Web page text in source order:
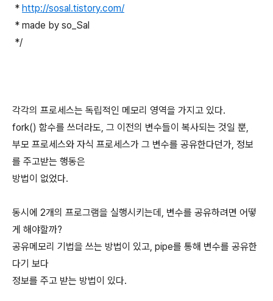
* http://sosal.tistory.com/
* made by so_Sal
*/
각각의 프로세스는 독립적인 메모리 영역을 가지고 있다.
fork() 함수를 쓰더라도, 그 이전의 변수들이 복사되는 것일 뿐,
부모 프로세스와 자식 프로세스가 그 변수를 공유한다던가, 정보
를 주고받는 행동은
방법이 없었다.
동시에 2개의 프로그램을 실행시키는데, 변수를 공유하려면 어떻
게 해야할까?
공유메모리 기법을 쓰는 방법이 있고, pipe를 통해 변수를 공유한
다기 보다
정보를 주고 받는 방법이 있다.